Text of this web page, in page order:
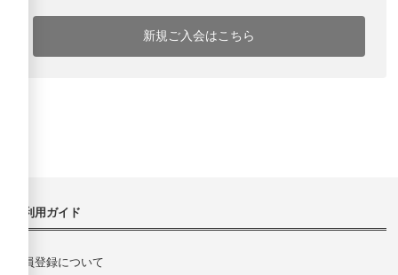
新規ご入会はこちら
ご利用ガイド
会員登録について